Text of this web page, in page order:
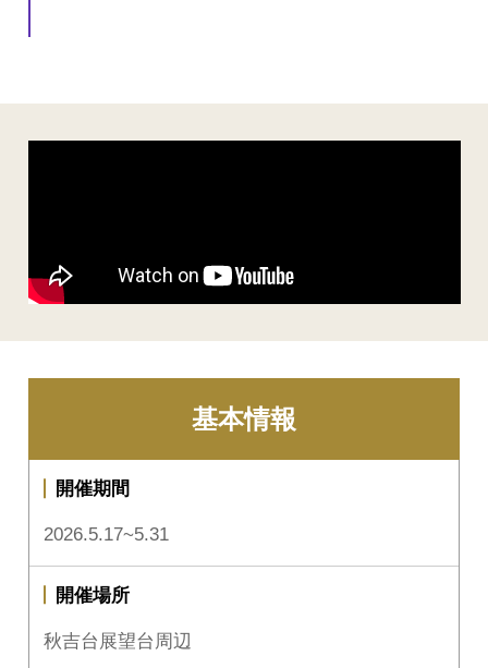
基本情報
開催期間
2026.5.17~5.31
開催場所
秋吉台展望台周辺